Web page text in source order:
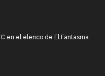
en el elenco de El Fantasma